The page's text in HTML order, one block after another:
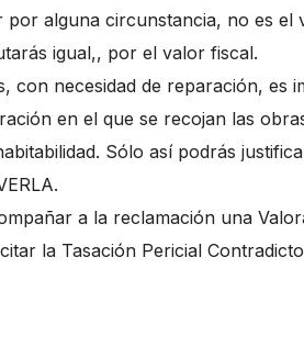
alguna circunstancia, no es el
igual,, por el valor fiscal.
con necesidad de reparación, es
en el que se recojan las
Sólo así podrás
a la reclamación una
la Tasación Pericial